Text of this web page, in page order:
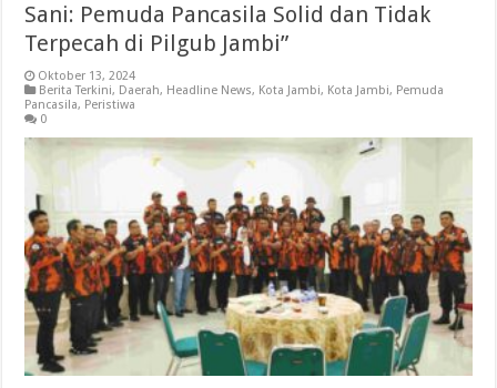
Sani: Pemuda Pancasila Solid dan Tidak
Terpecah di Pilgub Jambi”
Oktober 13, 2024
Berita Terkini, Daerah, Headline News, Kota Jambi, Kota Jambi, Pemuda
Pancasila, Peristiwa
0